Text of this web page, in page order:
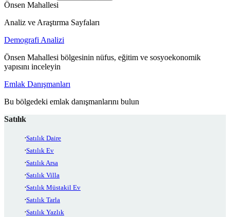
Önsen Mahallesi
Analiz ve Araştırma Sayfaları
Demografi Analizi
Önsen Mahallesi bölgesinin nüfus, eğitim ve sosyoekonomik
yapısını inceleyin
Emlak Danışmanları
Bu bölgedeki emlak danışmanlarını bulun
Satılık
Satılık Daire
Satılık Ev
Satılık Arsa
Satılık Villa
Satılık Müstakil Ev
Satılık Tarla
Satılık Yazlık